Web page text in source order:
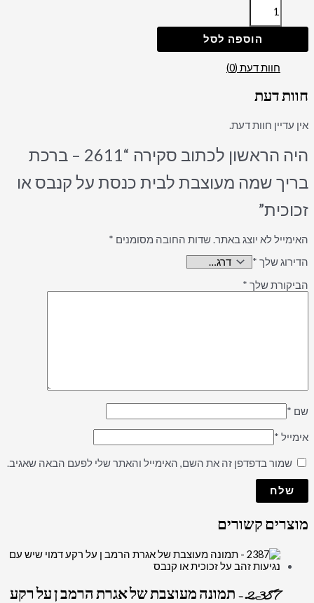
הוספה לסל
חוות דעת (0)
חוות דעת
אין עדיין חוות דעת.
היה הראשון לכתוב סקירה “2611 – ברכת
בריך שמה מעוצבת לבית כנסת על קנבס או
זכוכית”
האימייל לא יוצג באתר.שדות החובה מסומנים *
הדירוג שלך *
הביקורת שלך *
שם *
אימייל *
שמור בדפדפן זה את השם, האימייל והאתר שלי לפעם הבאה שאגיב.
מוצרים קשורים
2387 – תמונה מעוצבת של אגרת הרמב ן על רקע